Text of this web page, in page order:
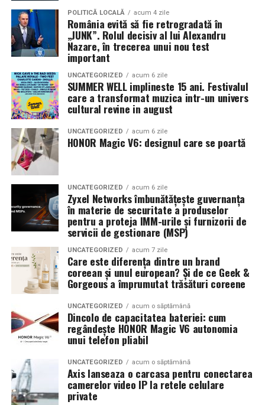
Pe11 februarieva avea loc proiecția specială
mea”de la Cinema City din City Park Constanța
18:30, unde
regizorul Paul Decu și actrița Azaleea
Necula, originari din Constanța și împrejurimi, vor
prezenta filmul alături de colegii lor
Alexandra Răduță și Gabriel Vatavu.
Cinema City Shopping City Galațiinvită spectatorii
12 februarie de la 18:30
State și Azaleea Necula și regizorul Paul Decu.
Pe 13 februarie la ora 18:30
invitați la proiecția specială din
, alături de regizorulPaul Decuși de
actoriiGabriel Vatavu, Sergiu Costache, Azaleea
Necula, Alexandra Răduță.
De „Ziua Îndrăgostiților”, pe14 februarie, în Cinema
City Iulius Mall Suceava, de la 18:30, spectatorii sunt
invitați la film alături de regizorulPaul Decu și de
actoriiSergiu Costache, Vlad si Oana Gherman,
Alexandra Răduță.
Cineplexx Băneasa Shopping City
București
găzduiește o proiecție specială în prezența
întregii echipe pe15 februarie, de la 17:30.
ÎnCraiova , regizorulPaul Decuși actoriiSergiu
Costache, Azaleea Necula și Oana Gherman
POLITICĂ LOCALĂ acum 4 zile
România evită să fie retrogradată în
„JUNK”. Rolul decisiv al lui Alexandru
Nazare, în trecerea unui nou test
important
UNCATEGORIZED acum 6 zile
SUMMER WELL implineste 15 ani. Festivalul
care a transformat muzica intr-un univers
cultural revine in august
UNCATEGORIZED acum 6 zile
HONOR Magic V6: designul care se poartă
UNCATEGORIZED acum 6 zile
Zyxel Networks îmbunătățește guvernanța
în materie de securitate a produselor
pentru a proteja IMM-urile și furnizorii de
servicii de gestionare (MSP)
UNCATEGORIZED acum 7 zile
Care este diferența dintre un brand
coreean și unul european? Și de ce Geek &
Gorgeous a împrumutat trăsături coreene
UNCATEGORIZED acum o săptămână
Dincolo de capacitatea bateriei: cum
regândește HONOR Magic V6 autonomia
unui telefon pliabil
UNCATEGORIZED acum o săptămână
Axis lanseaza o carcasa pentru conectarea
camerelor video IP la retele celulare
private